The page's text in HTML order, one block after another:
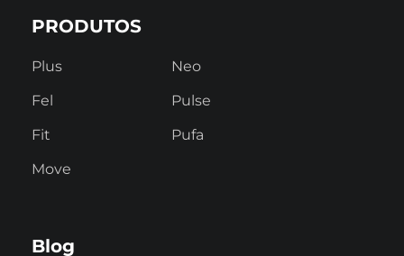
PRODUTOS
Plus
Fel
Fit
Move
Neo
Pulse
Pufa
Blog